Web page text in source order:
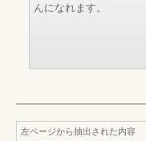
んになれます。
左ページから抽出された内容